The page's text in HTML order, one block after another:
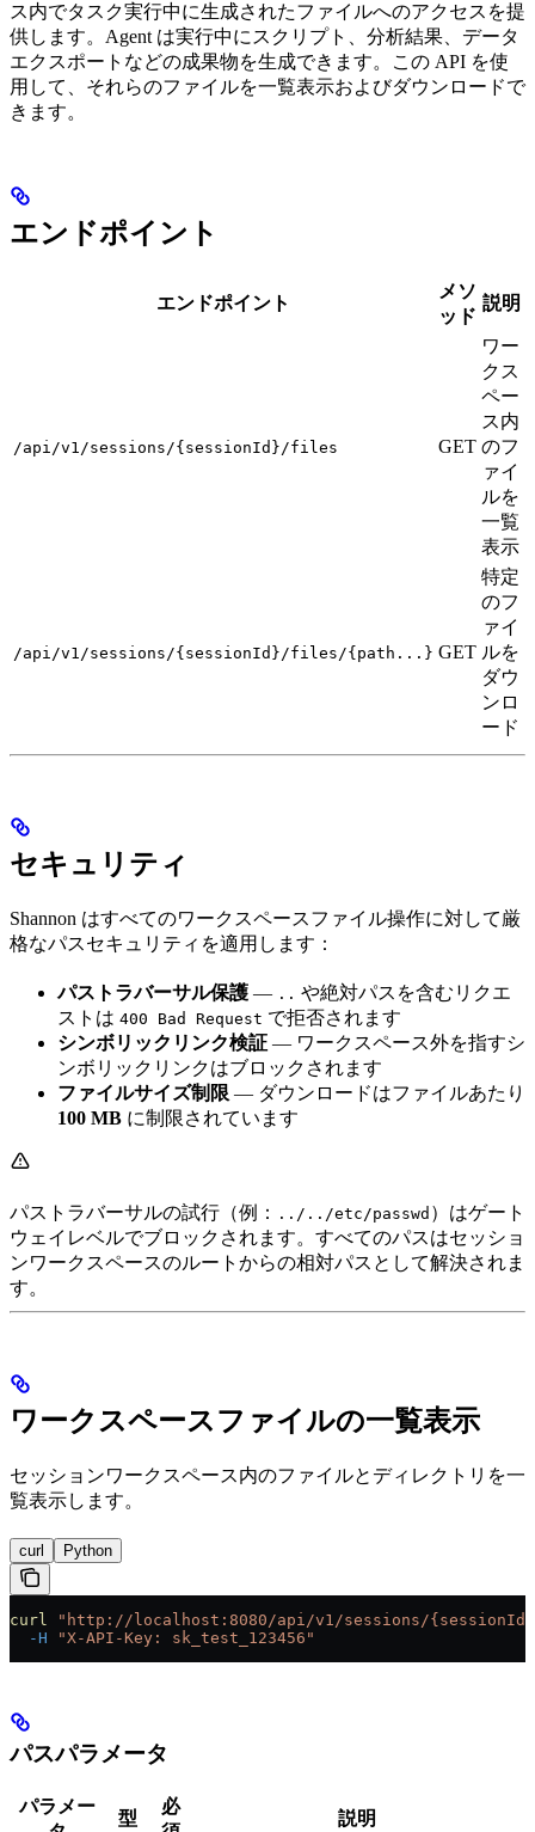
ス内でタスク実行中に生成されたファイルへのアクセスを提
供します。Agent は実行中にスクリプト、分析結果、データ
エクスポートなどの成果物を生成できます。この API を使
用して、それらのファイルを一覧表示およびダウンロードで
きます。
エンドポイント
エンドポイント
メソ
ッド
説明
/api/v1/sessions/{sessionId}/files GET
ワー
クス
ペー
ス内
のフ
ァイ
ルを
一覧
表示
/api/v1/sessions/{sessionId}/files/{path...} GET
特定
のフ
ァイ
ルを
ダウ
ンロ
ード
セキュリティ
Shannon はすべてのワークスペースファイル操作に対して厳
格なパスセキュリティを適用します：
パストラバーサル保護 — .. や絶対パスを含むリクエ
ストは 400 Bad Request で拒否されます
シンボリックリンク検証 — ワークスペース外を指すシ
ンボリックリンクはブロックされます
ファイルサイズ制限 — ダウンロードはファイルあたり
100 MB に制限されています
パストラバーサルの試行（例： ../../etc/passwd ）はゲート
ウェイレベルでブロックされます。すべてのパスはセッショ
ンワークスペースのルートからの相対パスとして解決されま
す。
ワークスペースファイルの一覧表示
セッションワークスペース内のファイルとディレクトリを一
覧表示します。
curl Python
curl
"http://localhost:8080/api/v1/sessions/
  -H
"X-API-Key: sk_test_123456"
パスパラメータ
パラメー
型
必
説明